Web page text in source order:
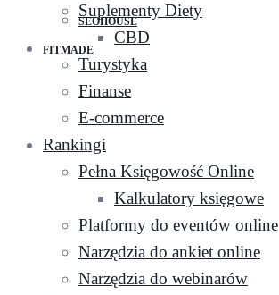
SEOHOUSE
FITMADE
Suplementy Diety
CBD
Turystyka
Finanse
E-commerce
Rankingi
Pełna Księgowość Online
Kalkulatory księgowe
Platformy do eventów online
Narzędzia do ankiet online
Narzędzia do webinarów